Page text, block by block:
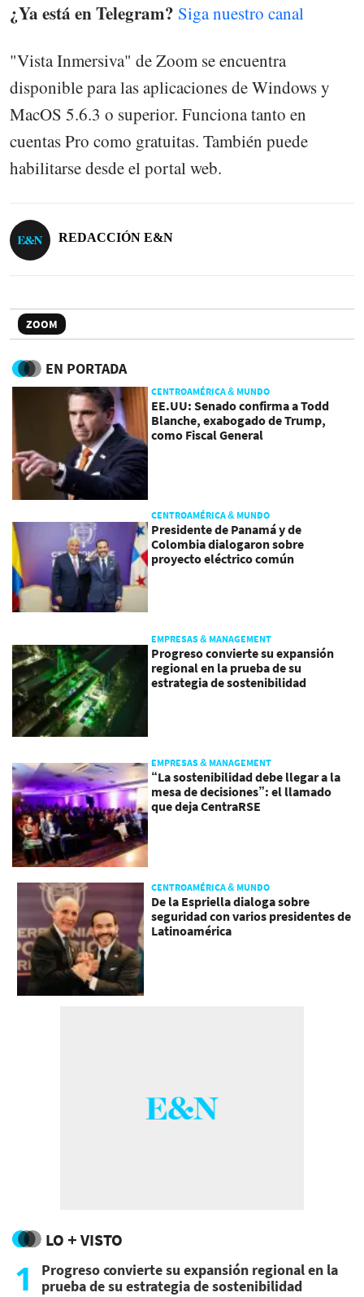
¿Ya está en Telegram? Siga nuestro canal
"Vista Inmersiva" de Zoom se encuentra
disponible para las aplicaciones de Windows y
MacOS 5.6.3 o superior. Funciona tanto en
cuentas Pro como gratuitas. También puede
habilitarse desde el portal web.
REDACCIÓN E&N
ZOOM
EN PORTADA
CENTROAMÉRICA & MUNDO
EE.UU: Senado confirma a Todd
Blanche, exabogado de Trump,
como Fiscal General
CENTROAMÉRICA & MUNDO
Presidente de Panamá y de
Colombia dialogaron sobre
proyecto eléctrico común
EMPRESAS & MANAGEMENT
Progreso convierte su expansión
regional en la prueba de su
estrategia de sostenibilidad
EMPRESAS & MANAGEMENT
“La sostenibilidad debe llegar a la
mesa de decisiones”: el llamado
que deja CentraRSE
CENTROAMÉRICA & MUNDO
De la Espriella dialoga sobre
seguridad con varios presidentes de
Latinoamérica
LO + VISTO
1
Progreso convierte su expansión regional en la
prueba de su estrategia de sostenibilidad